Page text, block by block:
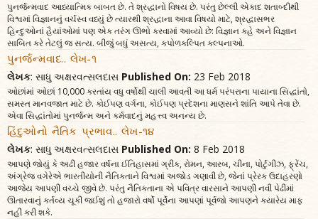
પુનર્જન્મવાદ આધ્યાત્મિક બાબત છે. તે શ્રદ્ધાનો વિષય છે. પરંતુ છેલ્લી એકાદ શતાબ્દીથી
વિશ્વમાં વિજ્ઞાનનું વર્ચસ્વ વધ્યું છે ત્યારથી શ્રદ્ધાના આવા વિષયો માટે, શ્રદ્ધાસભર
હિન્દુઓનાં હૈયાંઓમાં પણ એક તરંગ ઊભો કરવામાં આવ્યો છે: વિજ્ઞાન કહે અને વિજ્ઞાન
સાબિત કરે તેટલું જ સત્ય. બીજું બધું અસત્ય, કપોળકલ્પિત કલ્પનાઓ.
પુનર્જન્મવાદ.. લેખ-૧
લેખક: સાધુ અક્ષરવત્સલદાસ Published On: 23 Feb 2018
ઓછાંમાં ઓછાં 10,000 કરતાંય વધુ વર્ષોથી ચાલી આવતી આ ધર્મ પરંપરાના પાયાના સિદ્ધાંતો,
સમસ્ત માનવજાત માટે છે. કોઈપણ વર્ગના, કોઈપણ પ્રદેશના માણસને શાંતિ આપે તેવા છે.
એવા સિદ્ધાંતોમાં પુનર્જન્મ અને કર્મવાદનું મહત્ત્વ અનન્ય છે.
હિંદુઓનો નૈતિક પ્રભાવ.. લેખ-૧૪
લેખક: સાધુ અક્ષરવત્સલદાસ Published On: 8 Feb 2018
આપણે જોયું કે અઢી હજાર વર્ષના ઈતિહાસમાં ગ્રીક, રોમન, આરબ, ચીના, પોર્ટુગીઝ, ફ્રેંચ,
અંગ્રેજ વગેરેએ ભારતીયોની નૈતિકતાને વિશ્વમાં અજોડ ગણાવી છે, જેનાં પ્રેરક ઉદાહરણો
આજેય આપણી વચ્ચે જીવે છે. પરંતુ નૈતિકતાના એ પવિત્ર વારસાને આપણી નવી પેઢીમાં
ઊતારવાનું કર્તવ્ય ચૂકી જઈશું તો હજારો વર્ષો પૂર્વેના આપણાં પૂર્વજો આપણને ક્યારેય માફ
નહીં કરી શકે.